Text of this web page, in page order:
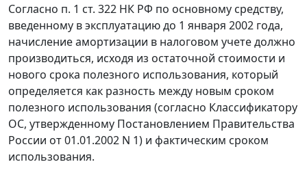
Согласно п. 1 ст. 322 НК РФ по основному средству,
введенному в эксплуатацию до 1 января 2002 года,
начисление амортизации в налоговом учете должно
производиться, исходя из остаточной стоимости и
нового срока полезного использования, который
определяется как разность между новым сроком
полезного использования (согласно Классификатору
ОС, утвержденному Постановлением Правительства
России от 01.01.2002 N 1) и фактическим сроком
использования.